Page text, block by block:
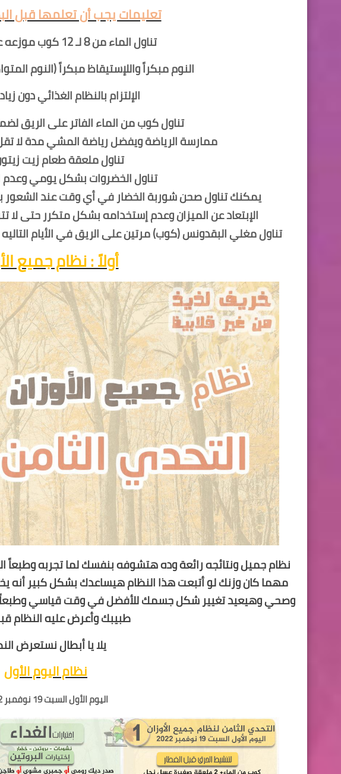
تعليمات يجب أن تعلمها قبل
تناول الماء من 8 لـ 12 كوب موزعه على مدار اليوم
النوم مبكراً واللإستيقاظ مبكراً (النوم المتواصل من 7
الإلتزام بالنظام الغذائي دون
تناول كوب من الماء الفاتر على الريق
ممارسة الرياضة ويفضل رياضة المشي مدة لا تقل عن 30 دقيقة
تناول ملعقة طعام زيت
تناول الخضروات بشكل يومي وعدم
يمكنك تناولصحنشوربة الخضار في أي وقت عند الشعور
الإبتعاد عن الميزان وعدم إستخدامه بشكل متكرر حتى
تناول مغلي البقدونس (كوب) مرتين على الريق في الأيام
أولاً : نظام جميع
مهما كان وزنك لو أتبعت هذا النظام هيساعدك بشكل كبير
وصحي وهيعيد تغيير شكل جسمك للأفضل في وقت قياسي
طبيبك وأعرض عليه النظام
يلا يا أبطال نستعرض
نظام اليوم الأول
اليوم الأول السبت 19 نوفمبر 2022